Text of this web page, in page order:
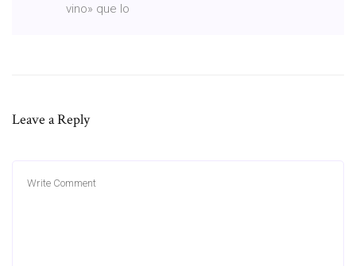
vino» que lo
Leave a Reply